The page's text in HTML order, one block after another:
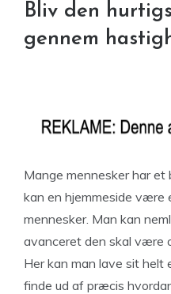
Bliv den
gennem
Mange mennesker har
kan en hjemmeside være
mennesker. Man kan
avanceret den skal være
Her kan man lave sit helt
finde ud af præcis